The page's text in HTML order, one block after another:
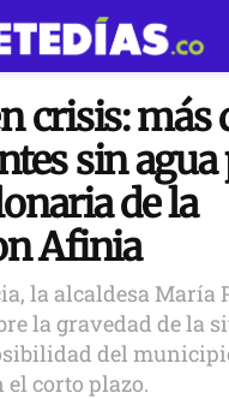
crisis: más
sin agua
de la
Afinia
la alcaldesa María
la gravedad de la
del
el corto plazo.